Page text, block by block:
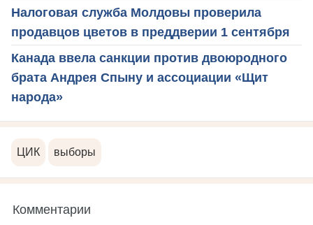
Налоговая служба Молдовы проверила
продавцов цветов в преддверии 1 сентября
Канада ввела санкции против двоюродного
брата Андрея Спыну и ассоциации «Щит
народа»
ЦИК выборы
Комментарии